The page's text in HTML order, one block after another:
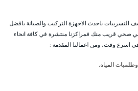
باحدث الاجهزة التركيب والصيانة بافضل
صحي قريب منك فمراكزنا منتشرة في كافة انحاء
اسرع وقت، ومن اعمالنا المقدمة :-
المياه.